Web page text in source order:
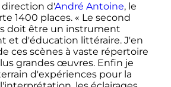
direction d'André Antoine, le
1400 places. « Le second
doit être un instrument
et d'éducation littéraire. J'en
ces scènes à vaste répertoire
grandes œuvres. Enfin je
d'expériences pour la